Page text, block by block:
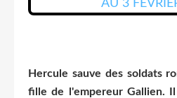
Hercule sauve des soldats
fille de l'empereur Gallien.